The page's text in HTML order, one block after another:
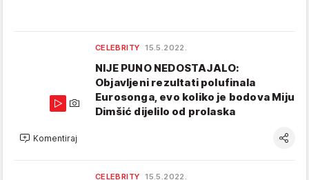
CELEBRITY 15.5.2022.
NIJE PUNO NEDOSTAJALO:
Objavljeni rezultati polufinala
Eurosonga, evo koliko je bodova Miju
Dimšić dijelilo od prolaska
Komentiraj
CELEBRITY 15.5.2022.